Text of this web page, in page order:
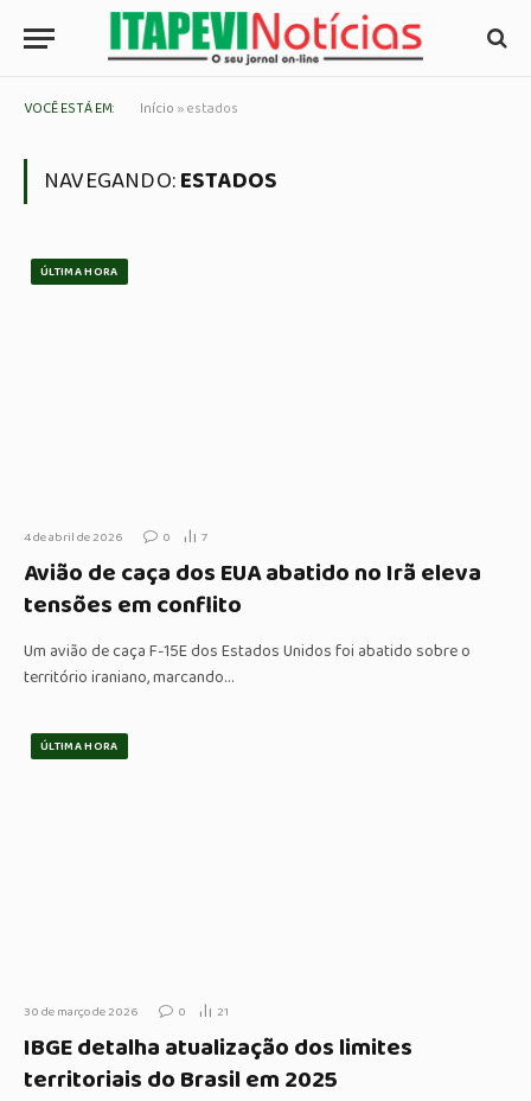
VOCÊ ESTÁ EM: Início »estados
NAVEGANDO:ESTADOS
ÚLTIMA HORA
4 de abril de 2026 0 7
Avião de caça dos EUA abatido no Irã eleva
tensões em conflito
Um avião de caça F-15E dos Estados Unidos foi abatido sobre o
território iraniano, marcando…
ÚLTIMA HORA
30 de março de 2026 0 21
IBGE detalha atualização dos limites
territoriais do Brasil em 2025